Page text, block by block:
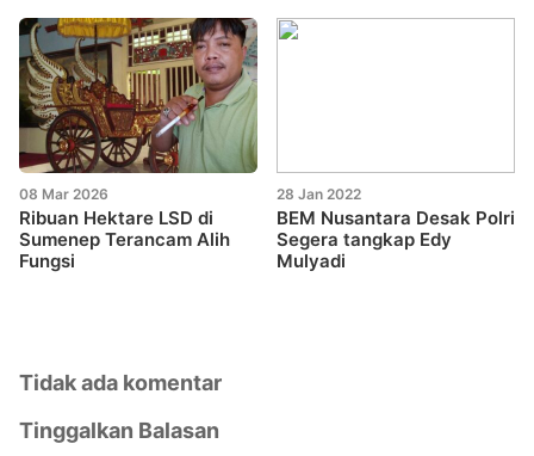
08 Mar 2026
Ribuan Hektare LSD di
Sumenep Terancam Alih
Fungsi
28 Jan 2022
BEM Nusantara Desak Polri
Segera tangkap Edy
Mulyadi
Tidak ada komentar
Tinggalkan Balasan